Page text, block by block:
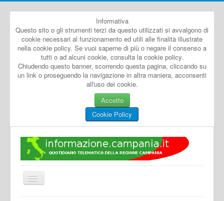
Informativa
Questo sito o gli strumenti terzi da questo utilizzati si avvalgono di
cookie necessari al funzionamento ed utili alle finalità illustrate
nella cookie policy. Se vuoi saperne di più o negare il consenso a
tutti o ad alcuni cookie, consulta la cookie policy.
Chiudendo questo banner, scorrendo questa pagina, cliccando su
un link o proseguendo la navigazione in altra maniera, acconsenti
all'uso dei cookie.
Accetto
Cookie Policy
Cambia
navigazione